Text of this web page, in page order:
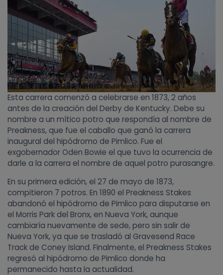
Esta carrera comenzó a celebrarse en 1873, 2 años
antes de la creación del Derby de Kentucky. Debe su
nombre a un mítico potro que respondía al nombre de
Preakness, que fue el caballo que ganó la carrera
inaugural del hipódromo de Pimlico. Fue el
exgobernador Oden Bowie el que tuvo la ocurrencia de
darle a la carrera el nombre de aquel potro purasangre.
En su primera edición, el 27 de mayo de 1873,
compitieron 7 potros. En 1890 el Preakness Stakes
abandonó el hipódromo de Pimlico para disputarse en
el Morris Park del Bronx, en Nueva York, aunque
cambiaría nuevamente de sede, pero sin salir de
Nueva York, ya que se trasladó al Gravesend Race
Track de Coney Island. Finalmente, el Preakness Stakes
regresó al hipódromo de Pimlico donde ha
permanecido hasta la actualidad.